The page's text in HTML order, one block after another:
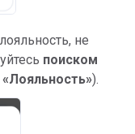
не
поиском
«Лояльность»).